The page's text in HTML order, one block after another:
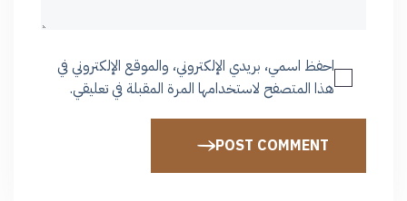
احفظ اسمي، بريدي الإلكتروني، والموقع الإلكتروني في
هذا المتصفح لاستخدامها المرة المقبلة في تعليقي.
POST COMMENT